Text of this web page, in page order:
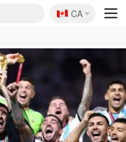
🇨🇦
CA